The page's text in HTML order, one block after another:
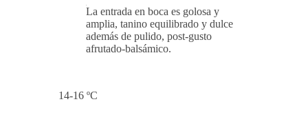
La entrada en boca es golosa y
amplia, tanino equilibrado y dulce
además de pulido, post-gusto
afrutado-balsámico.
14-16 ºC